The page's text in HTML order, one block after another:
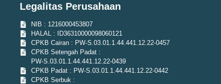
Legalitas Perusahaan
NIB : 1216000453807
HALAL : ID36310000098060121
CPKB Cairan : PW-S.03.01.1.44.441.12.22-0457
CPKB Setengah Padat :
PW-S.03.01.1.44.441.12.22-0439
CPKB Padat : PW-S.03.01.1.44.441.12.22-0442
CPKB Serbuk :